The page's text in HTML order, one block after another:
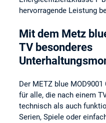
hervorragende Leistung
Mit dem Metz
TV besonderes
Der METZ blue
für alle, die nach einem
technisch als auch
Serien, Spiele oder